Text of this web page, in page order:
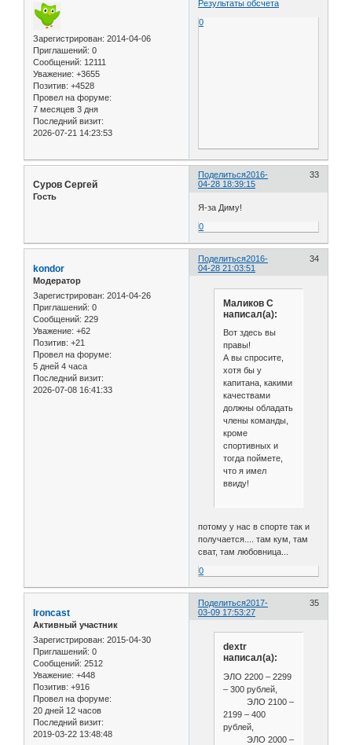
Зарегистрирован: 2014-04-06
Приглашений: 0
Сообщений: 12111
Уважение: +3655
Позитив: +4528
Провел на форуме:
7 месяцев 3 дня
Последний визит:
2026-07-21 14:23:53
Результаты обсчета
0
Поделиться 33
2016-
04-28 18:39:15
Суров Сергей
Гость
Я-за Диму!
0
Поделиться 34
2016-
04-28 21:03:51
kondor
Модератор
Зарегистрирован: 2014-04-26
Приглашений: 0
Сообщений: 229
Уважение: +62
Позитив: +21
Провел на форуме:
5 дней 4 часа
Последний визит:
2026-07-08 16:41:33
Маликов С
написал(а):
Вот здесь вы
правы!
А вы спросите,
хотя бы у
капитана, какими
качествами
должны обладать
члены команды,
кроме
спортивных и
тогда поймете,
что я имел
ввиду!
потому у нас в спорте так и
получается.... там кум, там
сват, там любовница...
0
Поделиться 35
2017-
03-09 17:53:27
Ironcast
Активный участник
Зарегистрирован: 2015-04-30
Приглашений: 0
Сообщений: 2512
Уважение: +448
Позитив: +916
Провел на форуме:
20 дней 12 часов
Последний визит:
2019-03-22 13:48:48
dextr
написал(а):
ЭЛО 2200 – 2299
– 300 рублей,
ЭЛО 2100 –
2199 – 400
рублей,
ЭЛО 2000 –